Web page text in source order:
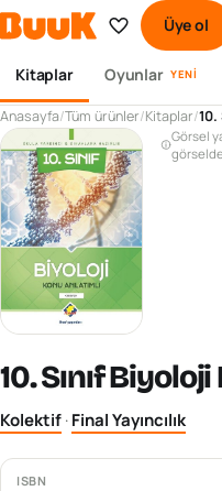
Üye ol
Kitaplar Oyunlar YENI
Anasayfa/Tüm ürünler/Kitaplar/10.
Görsel
10. Sınıf
Kolektif·Final Yayıncılık
ISBN